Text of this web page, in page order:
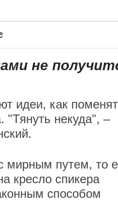
не
идеи, как
"Тянуть некуда", –
мирным путем, то
кресло спикера
способом